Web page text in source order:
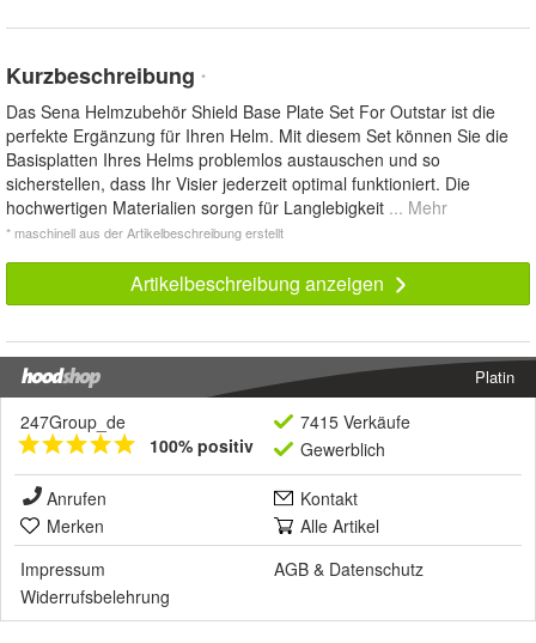
Kurzbeschreibung *
Das Sena Helmzubehör Shield Base Plate Set For Outstar ist die
perfekte Ergänzung für Ihren Helm. Mit diesem Set können Sie die
Basisplatten Ihres Helms problemlos austauschen und so
sicherstellen, dass Ihr Visier jederzeit optimal funktioniert. Die
hochwertigen Materialien sorgen für Langlebigkeit ... Mehr
* maschinell aus der Artikelbeschreibung erstellt
Artikelbeschreibung anzeigen
Platin
247Group_de
100% positiv
7415 Verkäufe
Gewerblich
Anrufen
Kontakt
Merken
Alle Artikel
Impressum
AGB & Datenschutz
Widerrufsbelehrung